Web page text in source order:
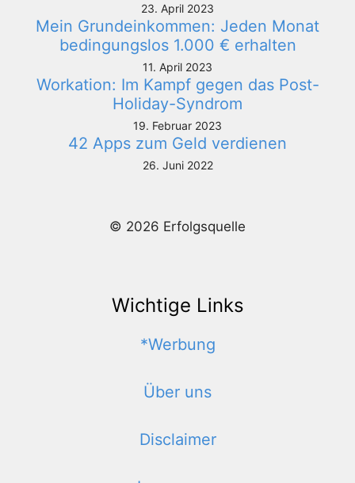
23. April 2023
Mein Grundeinkommen: Jeden Monat
bedingungslos 1.000 € erhalten
11. April 2023
Workation: Im Kampf gegen das Post-
Holiday-Syndrom
19. Februar 2023
42 Apps zum Geld verdienen
26. Juni 2022
© 2026 Erfolgsquelle
Wichtige Links
*Werbung
Über uns
Disclaimer